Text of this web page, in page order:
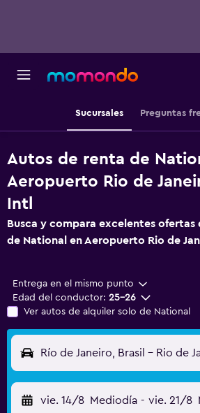
Sucursales Preguntas
Autos de renta de
Aeropuerto Rio de
Intl
Busca y compara excelentes ofertas
de National en Aeropuerto Rio de
Entrega en el mismo punto
Edad del conductor: 25-26
Ver autos de alquiler solo de National
vie. 14/8 Mediodía - vie. 21/8